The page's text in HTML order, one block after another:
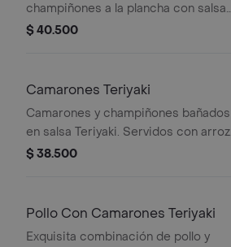
champiñones a la plancha con salsa
Teriyaki. Servidos con arroz o pasta y
$ 40.500
Camarones Teriyaki
Camarones y champiñones bañados
en salsa Teriyaki. Servidos con arroz
blanco, japonés o pasta y vegetales,
$ 38.500
Pollo Con Camarones Teriyaki
Exquisita combinación de pollo y